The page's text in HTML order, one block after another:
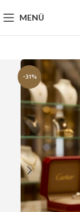
MENÜ
-31%